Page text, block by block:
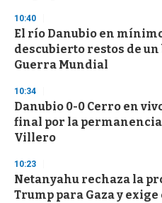
10:40
El río Danubio en
descubierto restos de un
Guerra Mundial
10:34
Danubio 0-0 Cerro en
final por la
Villero
10:23
Netanyahu rechaza la
Trump para Gaza y